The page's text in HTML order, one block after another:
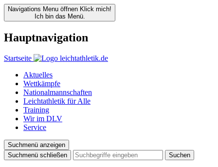
Navigations Menu öffnen Klick mich!
Ich bin das Menü.
Hauptnavigation
Startseite
Aktuelles
Wettkämpfe
Nationalmannschaften
Leichtathletik für Alle
Training
Wir im DLV
Service
Suchmenü anzeigen
Suchmenü schließen
Suchen